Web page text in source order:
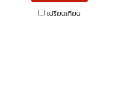
เปรียบเทียบ